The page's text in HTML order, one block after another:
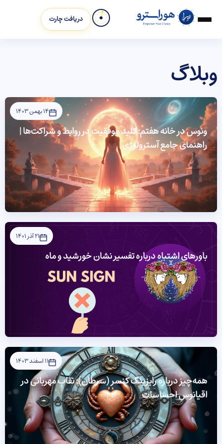
دریافت چارت
وبلاگ
14 بهمن 1403
ونوس در خانه هفتم: کلید موفقیت در روابط و شراکت‌ها |
راهنمای جامع آسترولوژی
21 آذر 1401
باورهای اشتباه درباره تفسیر نشان خورشید و ماه
11 اسفند 1403
همه‌چیز درباره رایزینگ کنسر (سرطان): نقاب مهربانی در
اقیانوسِ احساسات